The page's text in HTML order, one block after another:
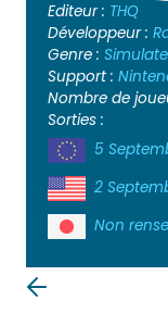
Editeur : THQ
Développeur :
Genre :
Support :
Nombre de
Sorties :
5
2
Non